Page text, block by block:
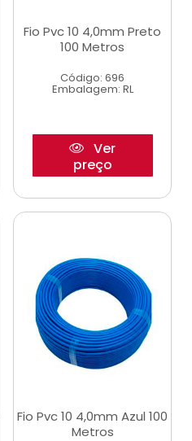
Fio Pvc 10 4,0mm Preto
100 Metros
Código: 696
Embalagem: RL
Ver
preço
Fio Pvc 10 4,0mm Azul 100
Metros